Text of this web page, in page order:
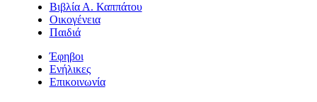
Βιβλία Α. Καππάτου
Οικογένεια
Παιδιά
Έφηβοι
Ενήλικες
Επικοινωνία